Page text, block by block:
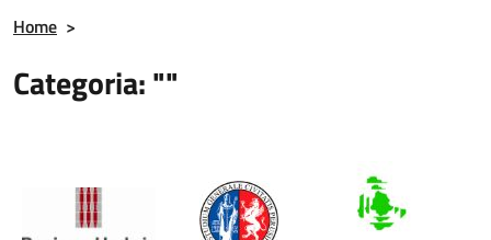
Home >
Categoria: ""